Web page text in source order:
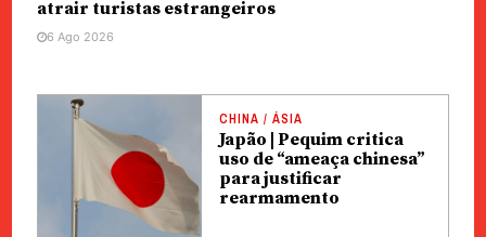
atrair turistas estrangeiros
6 Ago 2026
CHINA / ÁSIA
Japão | Pequim critica
uso de “ameaça chinesa”
para justificar
rearmamento